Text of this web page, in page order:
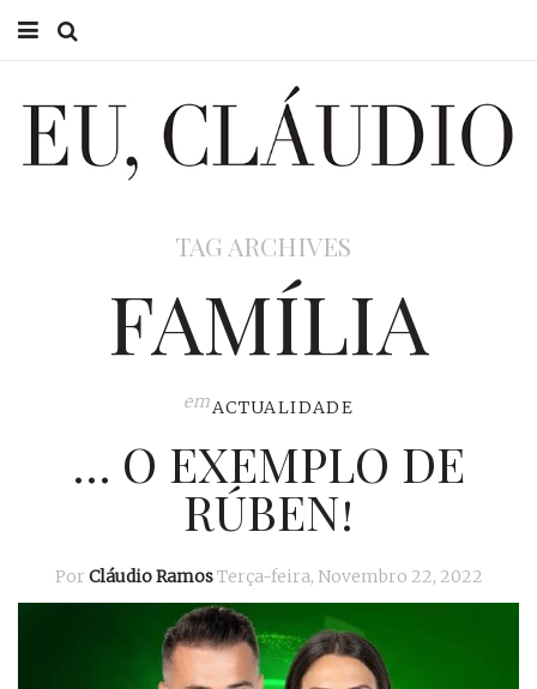
EU CLÁUDIO
TAG ARCHIVES
FAMÍLIA
emACTUALIDADE
… O EXEMPLO DE
RÚBEN!
Por Cláudio RamosTerça-feira, Novembro 22, 2022